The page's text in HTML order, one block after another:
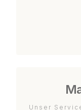
Unser